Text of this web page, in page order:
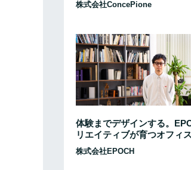
株式会社ConcePione
体験までデザインする。
リエイティブが育つオフィ
株式会社EPOCH